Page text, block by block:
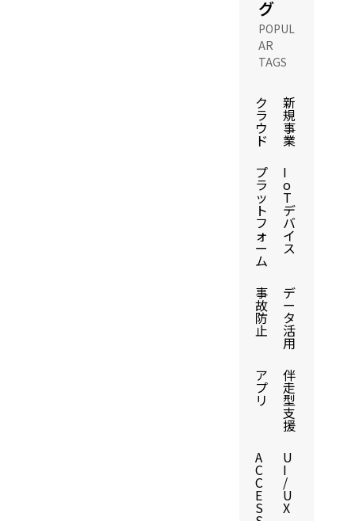
グ
POPUL
AR
TAGS
ク
ラ
ウ
ド
新
規
事
業
プ
ラ
ッ
ト
フ
ォ
ー
ム
I
o
T
デ
バ
イ
ス
事
故
防
止
デ
ー
タ
活
用
ア
プ
リ
伴
走
型
支
援
A
C
C
E
S
U
I
/
U
X